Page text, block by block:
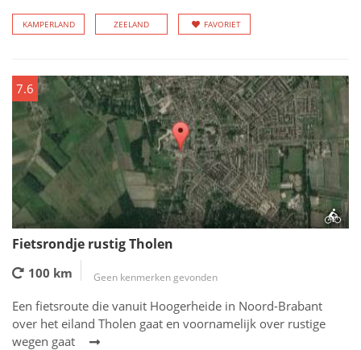
KAMPERLAND ZEELAND FAVORIET
7.6
Fietsrondje rustig Tholen
100 km Geen kenmerken gevonden
Een fietsroute die vanuit Hoogerheide in Noord-Brabant
over het eiland Tholen gaat en voornamelijk over rustige
wegen gaat